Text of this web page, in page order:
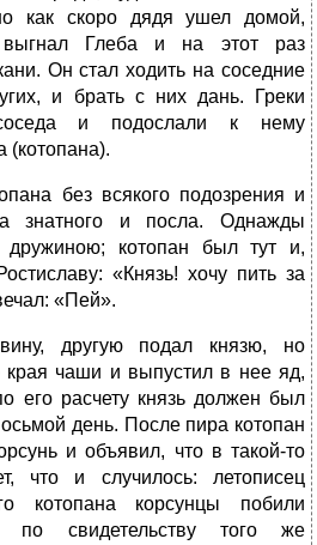
как скоро дядя ушел домой,
выгнал Глеба и на этот раз
Он стал ходить на соседние
и брать с них дань. Греки
соседа и подослали к нему
(котопана).
без всякого подозрения и
знатного и посла. Однажды
дружиною; котопан был тут и,
«Князь! хочу пить за
«Пей».
другую подал князю, но
края чаши и выпустил в нее яд,
его расчету князь должен был
день. После пира котопан
и объявил, что в такой-то
что и случилось: летописец
котопана корсунцы побили
по свидетельству того же